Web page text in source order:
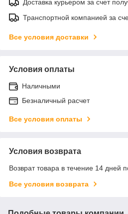
Доставка курьером за счет
Транспортной компанией за
Все условия доставки
Условия оплаты
Наличными
Безналичный расчет
Все условия оплаты
Условия возврата
Возврат товара в течение 14 дней
Все условия возврата